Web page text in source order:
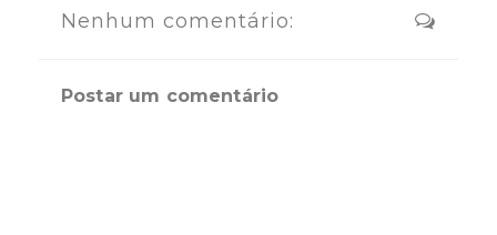
Nenhum comentário:
Postar um comentário